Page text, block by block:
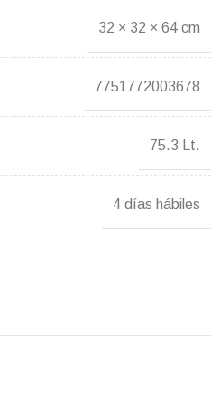
32 × 32 × 64 cm
7751772003678
75.3 Lt.
4 días hábiles